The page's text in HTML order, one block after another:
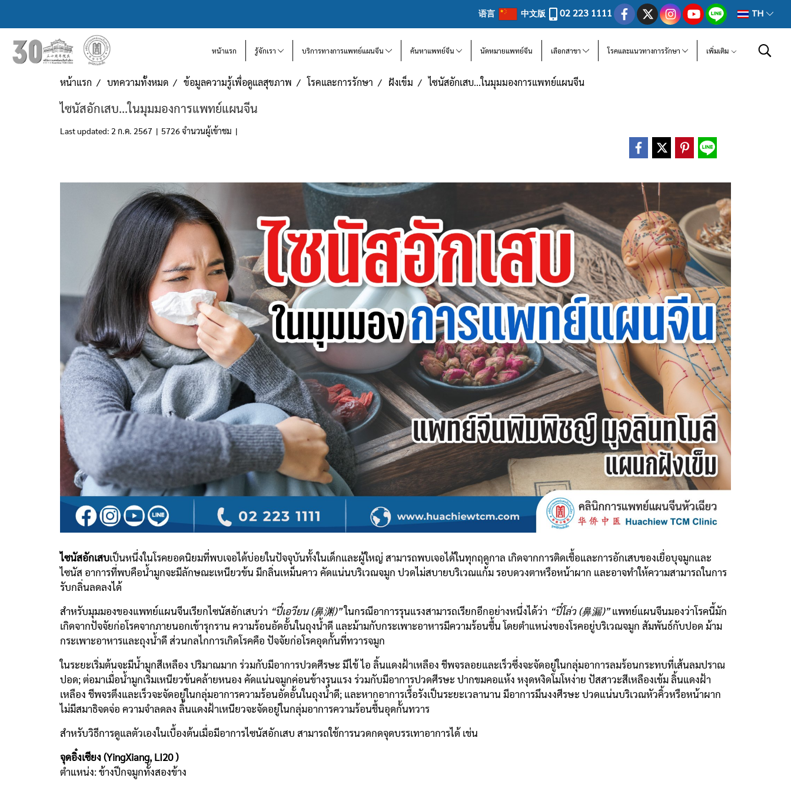
语言 中文版 02 223 1111 TH
หน้าแรก รู้จักเรา บริการทางการแพทย์แผนจีน ค้นหาแพทย์จีน นัดหมายแพทย์จีน เลือกสาขา โรคและแนวทางการรักษา เพิ่มเติม
หน้าแรก บทความทั้งหมด ข้อมูลความรู้เพื่อดูแลสุขภาพ โรคและการรักษา ฝังเข็ม ไซนัสอักเสบ...ในมุมมองการแพทย์แผนจีน
ไซนัสอักเสบ...ในมุมมองการแพทย์แผนจีน
Last updated: 2 ก.ค. 2567 | 5726 จำนวนผู้เข้าชม |
ไซนัสอักเสบเป็นหนึ่งในโรคยอดนิยมที่พบเจอได้บ่อยในปัจจุบันทั้งในเด็กและผู้ใหญ่ สามารถพบเจอได้ในทุกฤดูกาล เกิดจากการติดเชื้อและการอักเสบของเยื่อบุจมูกและ
ไซนัส อาการที่พบคือน้ำมูกจะมีลักษณะเหนียวข้น มีกลิ่นเหม็นคาว คัดแน่นบริเวณจมูก ปวดไม่สบายบริเวณแก้ม รอบดวงตาหรือหน้าผาก และอาจทำให้ความสามารถในการ
รับกลิ่นลดลงได้
สำหรับมุมมองของแพทย์แผนจีนเรียกไซนัสอักเสบว่า “ปี๋เอวียน (鼻渊)”ในกรณีอาการรุนแรงสามารถเรียกอีกอย่างหนึ่งได้ว่า “ปี๋โล่ว (鼻漏)”แพทย์แผนจีนมองว่าโรคนี้มัก
เกิดจากปัจจัยก่อโรคจากภายนอกเข้ารุกราน ความร้อนอัดอั้นในถุงน้ำดี และม้ามกับกระเพาะอาหารมีความร้อนชื้น โดยตำแหน่งของโรคอยู่บริเวณจมูก สัมพันธ์กับปอด ม้าม
กระเพาะอาหารและถุงน้ำดี ส่วนกลไกการเกิดโรคคือ ปัจจัยก่อโรคอุดกั้นที่ทวารจมูก
ในระยะเริ่มต้นจะมีน้ำมูกสีเหลือง ปริมาณมาก ร่วมกับมีอาการปวดศีรษะ มีไข้ ไอ ลิ้นแดงฝ้าเหลือง ชีพจรลอยและเร็วซึ่งจะจัดอยู่ในกลุ่มอาการลมร้อนกระทบที่เส้นลมปราณ
ปอด; ต่อมาเมื่อน้ำมูกเริ่มเหนียวข้นคล้ายหนอง คัดแน่นจมูกค่อนข้างรุนแรง ร่วมกับมีอาการปวดศีรษะ ปากขมคอแห้ง หงุดหงิดโมโหง่าย ปัสสาวะสีเหลืองเข้ม ลิ้นแดงฝ้า
เหลือง ชีพจรตึงและเร็วจะจัดอยู่ในกลุ่มอาการความร้อนอัดอั้นในถุงน้ำดี; และหากอาการเรื้อรังเป็นระยะเวลานาน มีอาการมึนงงศีรษะ ปวดแน่นบริเวณหัวคิ้วหรือหน้าผาก
ไม่มีสมาธิจดจ่อ ความจำลดลง ลิ้นแดงฝ้าเหนียวจะจัดอยู่ในกลุ่มอาการความร้อนชื้นอุดกั้นทวาร
สำหรับวิธีการดูแลตัวเองในเบื้องต้นเมื่อมีอาการไซนัสอักเสบ สามารถใช้การนวดกดจุดบรรเทาอาการได้ เช่น
จุดอิ๋งเซียง (YingXiang, LI20 )
ตำแหน่ง: ข้างปีกจมูกทั้งสองข้าง